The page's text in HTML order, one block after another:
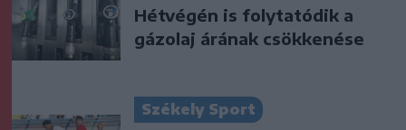
Hétvégén is folytatódik a
gázolaj árának csökkenése
Székely Sport